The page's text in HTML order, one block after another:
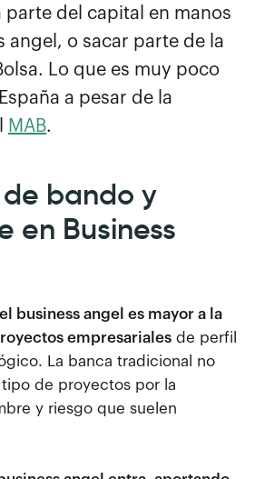
parte del capital en manos
angel, o sacar parte de la
Lo que es muy poco
a pesar de la
MAB.
bando y
en Business
business angel es mayor a la
empresariales de perfil
La banca tradicional no
de proyectos por la
y riesgo que suelen